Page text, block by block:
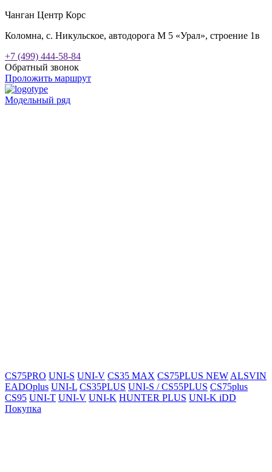
Чанган Центр Корс
Коломна, с. Никульское, автодорога М 5 «Урал», строение 1в
+7 (499) 444-58-84
Обратный звонок
Проложить маршрут
Модельный ряд
CS75PRO UNI-S UNI-V CS35 MAX CS75PLUS NEW ALSVIN
EADOplus UNI-L CS35PLUS UNI-S / CS55PLUS CS75plus
CS95 UNI-T UNI-V UNI-K HUNTER PLUS UNI-K iDD
Покупка